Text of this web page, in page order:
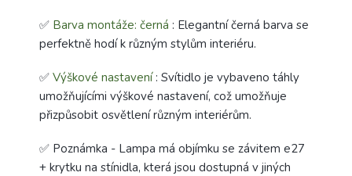
✅ Barva montáže: černá : Elegantní černá barva se
perfektně hodí k různým stylům interiéru.
✅ Výškové nastavení: Svítidlo je vybaveno táhly
umožňujícími výškové nastavení, což umožňuje
přizpůsobit osvětlení různým interiérům.
✅ Poznámka - Lampa má objímku se závitem e27
+ krytku na stínidla, která jsou dostupná v jiných